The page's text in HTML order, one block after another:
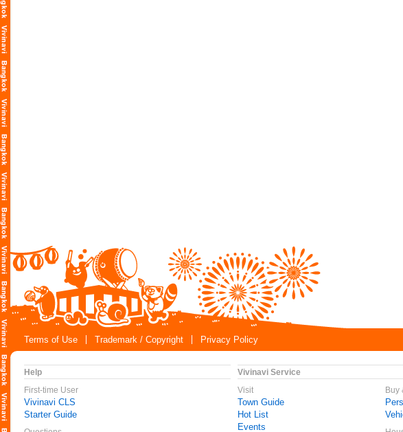
Terms of Use
Trademark / Copyright Privacy Policy
Help
First-time User
Vivinavi CLS
Starter Guide
Vivinavi Service
Visit
Town Guide
Hot List
Events
Buy